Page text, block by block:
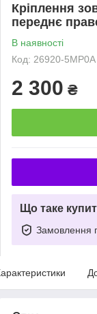
Кріплення
переднє
В наявності
Код: 26920-5MP0A
2 300 ₴
Що таке
Замовлення